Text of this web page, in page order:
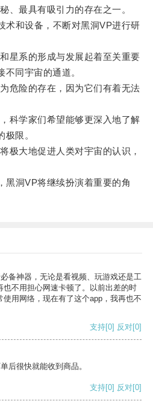
最具有吸引力的存在之一。
和设备，不断对黑洞VP进行研
系的形成与发展起着至关重要
同宇宙的通道。
险的存在，因为它们有着无法
学家们希望能够更深入地了解
限。
大地促进人类对宇宙的认识，
洞VP将继续扮演着重要的角
备神器，无论是看视频、玩游戏还是工
不用担心网速卡顿了。以前出差的时
用网络，现在有了这个app，我再也不
支持[0] 反对[0]
后很快就能收到商品。
支持[0] 反对[0]